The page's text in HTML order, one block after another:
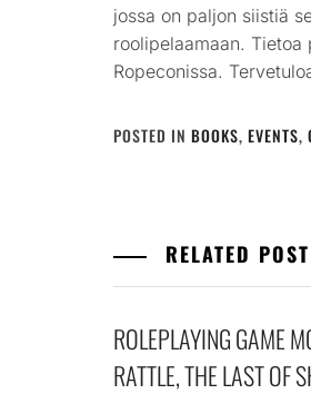
jossa on paljon siistiä
roolipelaamaan.
Ropeconissa.
POSTED IN BOOKS, EVENTS,
RELATED POST
ROLEPLAYING GAME
RATTLE, THE LAST OF